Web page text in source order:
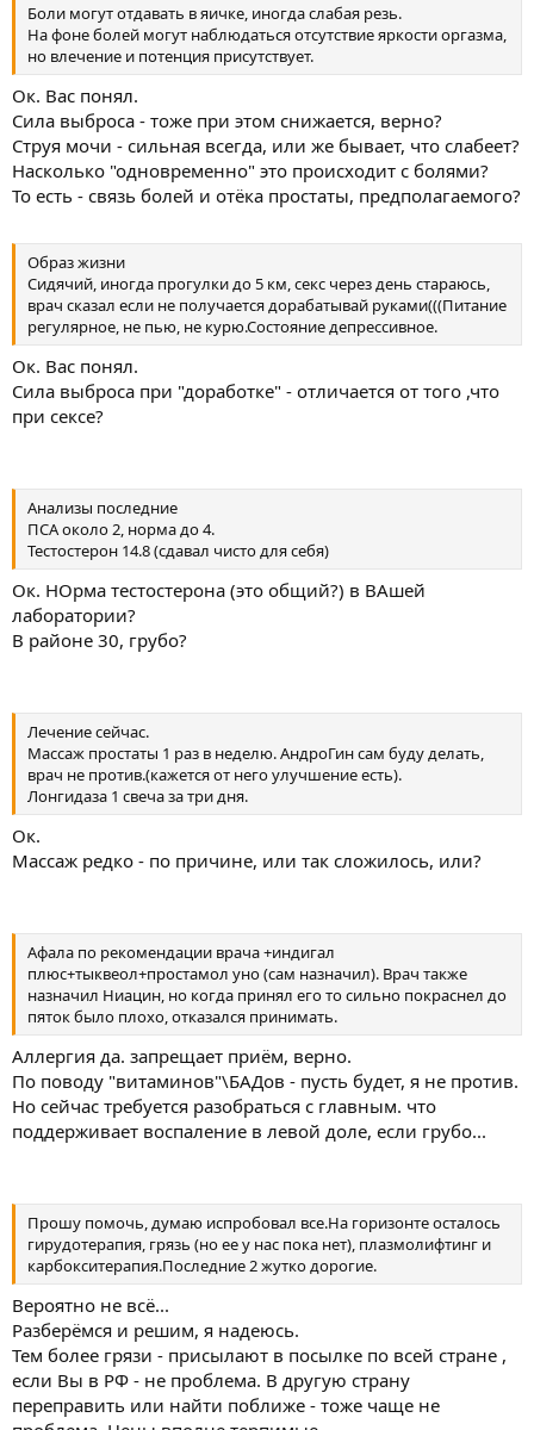
Боли могут отдавать в яичке, иногда слабая резь.
На фоне болей могут наблюдаться отсутствие яркости оргазма,
но влечение и потенция присутствует.
Ок. Вас понял.
Сила выброса - тоже при этом снижается, верно?
Струя мочи - сильная всегда, или же бывает, что слабеет?
Насколько "одновременно" это происходит с болями?
То есть - связь болей и отёка простаты, предполагаемого?
Образ жизни
Сидячий, иногда прогулки до 5 км, секс через день стараюсь,
врач сказал если не получается дорабатывай руками(((Питание
регулярное, не пью, не курю.Состояние депрессивное.
Ок. Вас понял.
Сила выброса при "доработке" - отличается от того ,что
при сексе?
Анализы последние
ПСА около 2, норма до 4.
Тестостерон 14.8 (сдавал чисто для себя)
Ок. НОрма тестостерона (это общий?) в ВАшей
лаборатории?
В районе 30, грубо?
Лечение сейчас.
Массаж простаты 1 раз в неделю. АндроГин сам буду делать,
врач не против.(кажется от него улучшение есть).
Лонгидаза 1 свеча за три дня.
Ок.
Массаж редко - по причине, или так сложилось, или?
Афала по рекомендации врача +индигал
плюс+тыквеол+простамол уно (сам назначил). Врач также
назначил Ниацин, но когда принял его то сильно покраснел до
пяток было плохо, отказался принимать.
Аллергия да. запрещает приём, верно.
По поводу "витаминов"\БАДов - пусть будет, я не против.
Но сейчас требуется разобраться с главным. что
поддерживает воспаление в левой доле, если грубо...
Прошу помочь, думаю испробовал все.На горизонте осталось
гирудотерапия, грязь (но ее у нас пока нет), плазмолифтинг и
карбокситерапия.Последние 2 жутко дорогие.
Вероятно не всё...
Разберёмся и решим, я надеюсь.
Тем более грязи - присылают в посылке по всей стране ,
если Вы в РФ - не проблема. В другую страну
переправить или найти поближе - тоже чаще не